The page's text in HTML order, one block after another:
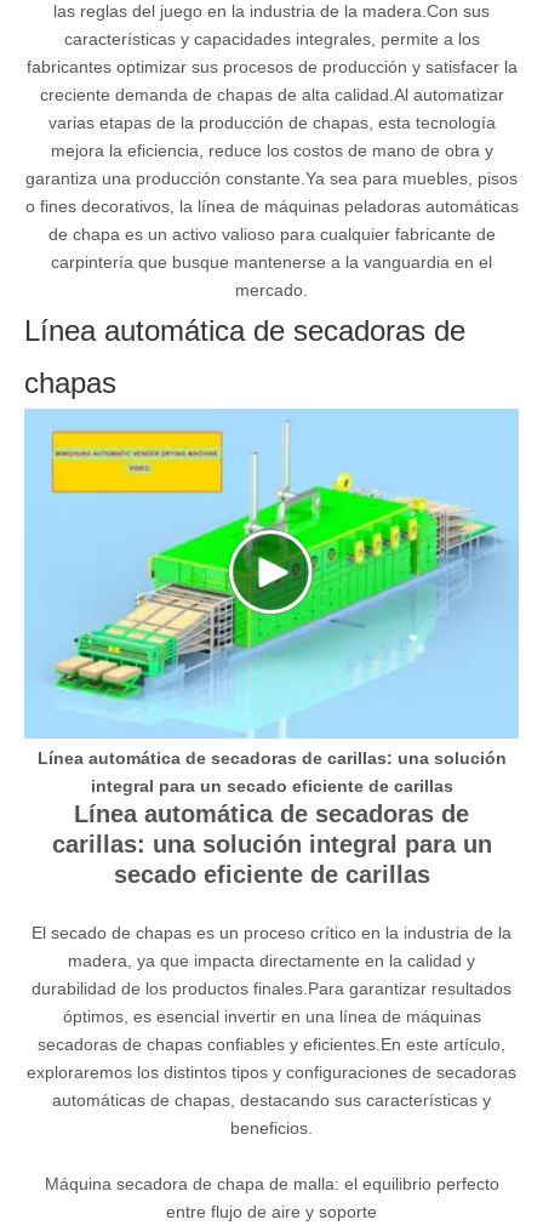
las reglas del juego en la industria de la madera.Con sus
características y capacidades integrales, permite a los
fabricantes optimizar sus procesos de producción y satisfacer la
creciente demanda de chapas de alta calidad.Al automatizar
varias etapas de la producción de chapas, esta tecnología
mejora la eficiencia, reduce los costos de mano de obra y
garantiza una producción constante.Ya sea para muebles, pisos
o fines decorativos, la línea de máquinas peladoras automáticas
de chapa es un activo valioso para cualquier fabricante de
carpintería que busque mantenerse a la vanguardia en el
mercado.
Línea automática de secadoras de
chapas
Línea automática de secadoras de carillas: una solución
integral para un secado eficiente de carillas
Línea automática de secadoras de
carillas: una solución integral para un
secado eficiente de carillas
El secado de chapas es un proceso crítico en la industria de la
madera, ya que impacta directamente en la calidad y
durabilidad de los productos finales.Para garantizar resultados
óptimos, es esencial invertir en una línea de máquinas
secadoras de chapas confiables y eficientes.En este artículo,
exploraremos los distintos tipos y configuraciones de secadoras
automáticas de chapas, destacando sus características y
beneficios.
Máquina secadora de chapa de malla: el equilibrio perfecto
entre flujo de aire y soporte